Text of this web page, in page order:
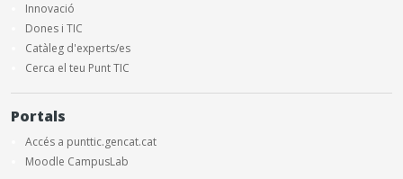
Innovació
Dones i TIC
Catàleg d'experts/es
Cerca el teu Punt TIC
Portals
Accés a punttic.gencat.cat
Moodle CampusLab